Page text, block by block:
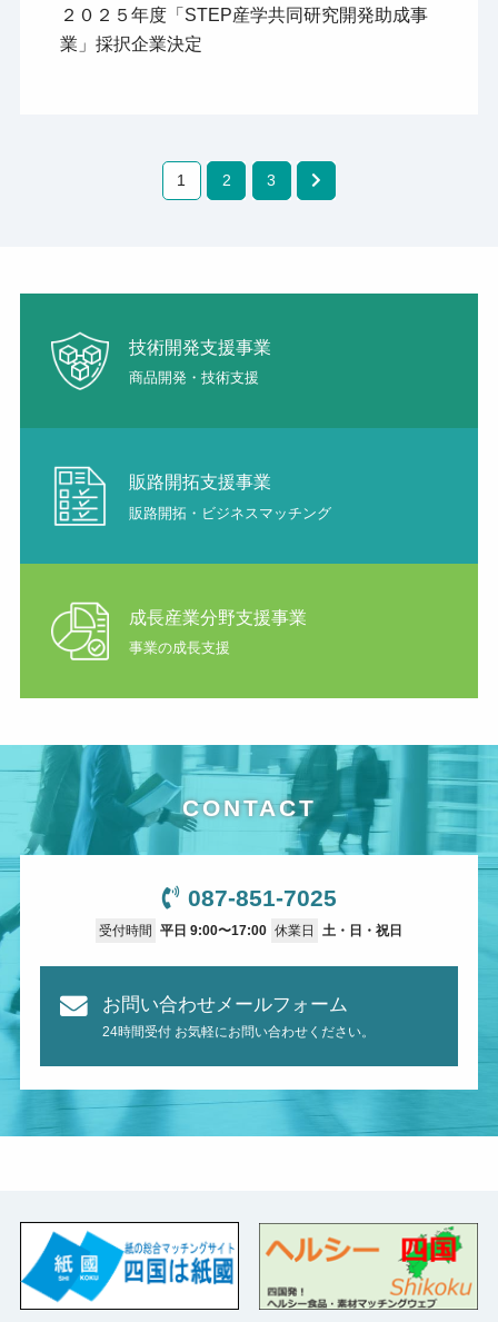
２０２５年度「STEP産学共同研究開発助成事
業」採択企業決定
1 2 3
技術開発支援事業
商品開発・技術支援
販路開拓支援事業
販路開拓・ビジネスマッチング
成長産業分野支援事業
事業の成長支援
CONTACT
087-851-7025
受付時間 平日 9:00〜17:00 休業日 土・日・祝日
お問い合わせメールフォーム
24時間受付 お気軽にお問い合わせください。